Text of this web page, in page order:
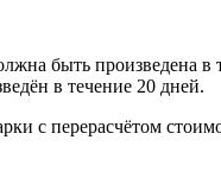
быть произведена в
в течение 20 дней.
с перерасчётом